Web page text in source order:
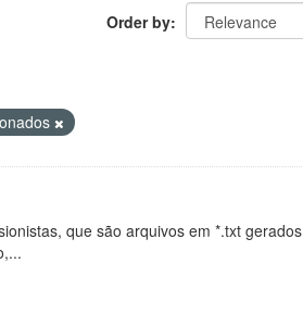
Order by
que são arquivos em *.txt gerados